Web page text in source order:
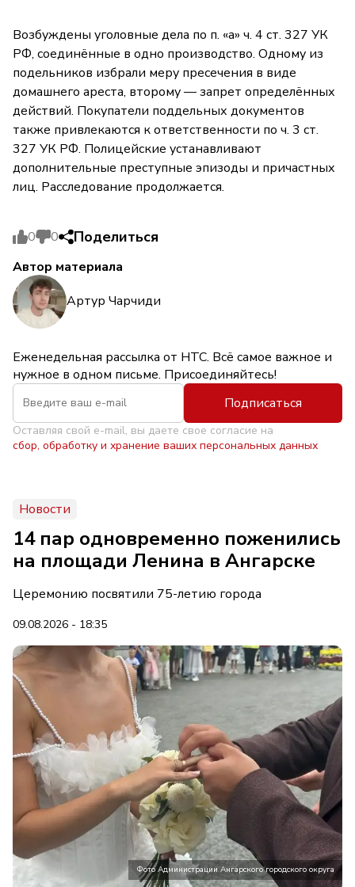
Возбуждены уголовные дела по п. «а» ч. 4 ст. 327 УК
РФ, соединённые в одно производство. Одному из
подельников избрали меру пресечения в виде
домашнего ареста, второму — запрет определённых
действий. Покупатели поддельных документов
также привлекаются к ответственности по ч. 3 ст.
327 УК РФ. Полицейские устанавливают
дополнительные преступные эпизоды и причастных
лиц. Расследование продолжается.
0 0 Поделиться
Автор материала
Артур Чарчиди
Еженедельная рассылка от НТС. Всё самое важное и
нужное в одном письме. Присоединяйтесь!
Подписаться
Оставляя свой e-mail, вы даете свое согласие на
сбор, обработку и хранение ваших персональных данных
Новости
14 пар одновременно поженились
на площади Ленина в Ангарске
Церемонию посвятили 75-летию города
09.08.2026 - 18:35
Фото Администрации Ангарского городского округа